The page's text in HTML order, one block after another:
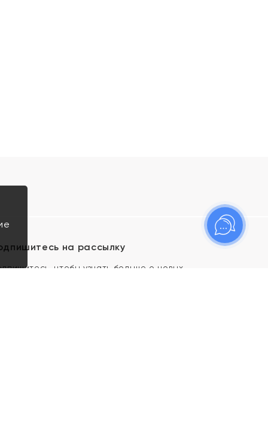
на рассылку
чтобы узнать больше о новых